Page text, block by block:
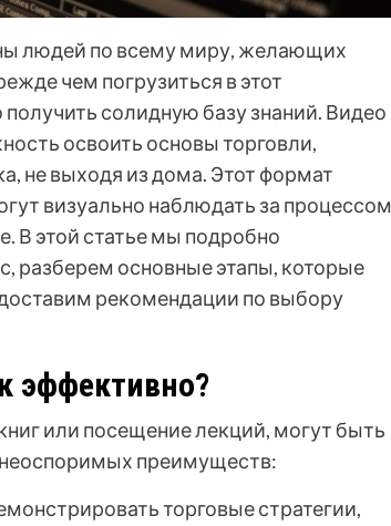
людей по всему миру, желающих
чем погрузиться в этот
солидную базу знаний. Видео
освоить основы торговли,
не выходя из дома. Этот формат
визуально наблюдать за процессом
В этой статье мы подробно
разберем основные этапы, которые
рекомендации по выбору
эффективно?
или посещение лекций, могут быть
преимуществ:
торговые стратегии,